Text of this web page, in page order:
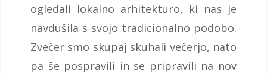
ogledali lokalno arhitekturo, ki nas je
navdušila s svojo tradicionalno podobo.
Zvečer smo skupaj skuhali večerjo, nato
pa še pospravili in se pripravili na nov